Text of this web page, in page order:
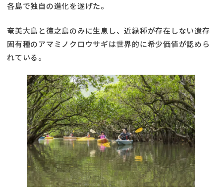
各島で独自の進化を遂げた。
奄美大島と徳之島のみに生息し、近縁種が存在しない遺存
固有種のアマミノクロウサギは世界的に希少価値が認めら
れている。